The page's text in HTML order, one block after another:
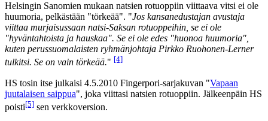
Helsingin Sanomien mukaan natsien rotuoppiin viittaava vitsi ei ole
huumoria, pelkästään "törkeää". "Jos kansanedustajan avustaja
viittaa murjaisussaan natsi-Saksan rotuoppeihin, se ei ole
"hyväntahtoista ja hauskaa". Se ei ole edes "huonoa huumoria",
kuten perussuomalaisten ryhmänjohtaja Pirkko Ruohonen-Lerner
tulkitsi. Se on vain törkeää." [4]
HS tosin itse julkaisi 4.5.2010 Fingerpori-sarjakuvan "Vapaan
juutalaisen saippua", joka viittasi natsien rotuoppiin. Jälkeenpäin HS
poisti[5] sen verkkoversion.